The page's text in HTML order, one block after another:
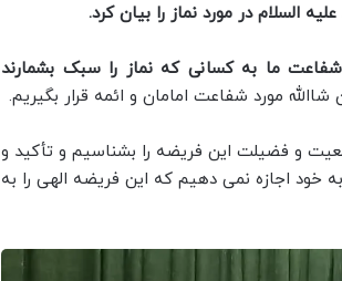
السلام در مورد نماز را بیان کرد.
ما به کسانی که نماز را سبک بشمارند
مورد شفاعت امامان و ائمه قرار بگیریم.
و فضیلت این فریضه را بشناسیم و تأکید و
خود اجازه نمی دهیم که این فریضه الهی را به